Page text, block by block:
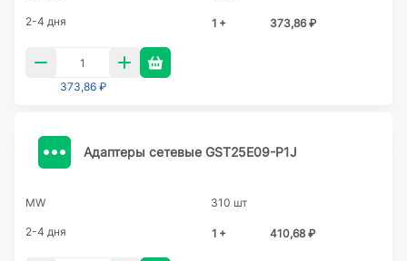
2-4 дня 1 + 373,86 ₽
373,86 ₽
Адаптеры сетевые GST25E09-P1J
MW 310 шт
2-4 дня 1 + 410,68 ₽